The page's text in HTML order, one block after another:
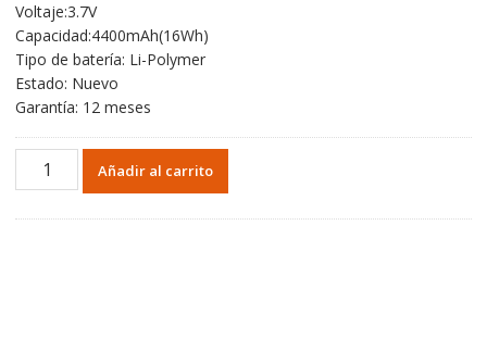
original
era:
37,85€.
es:
22,27€.
Voltaje:3.7V
Capacidad:4400mAh(16Wh)
Tipo de batería: Li-Polymer
Estado: Nuevo
Garantía: 12 meses
Batería
original
Añadir al carrito